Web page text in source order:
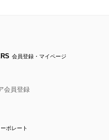
会員登録・マイページ
会員登録
ーポレート